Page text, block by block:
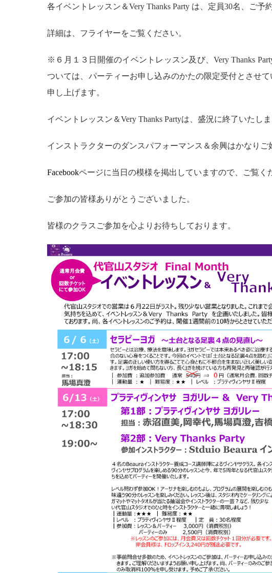
各イベントレッスン＆Very Thanks Party は、定員30名、ご
詳細は、フライヤーをご覧ください。
※６月１３日開催のイベントレッスン及び、Very Thanks
ついては、パーティーお申し込みのかたの限定受付とさせ
申し上げます。
イベントレッスン＆Very Thanks Partyは、盛況に終了いたしま
インストラクターのダンスパフォーマンス＆余興はかなり
Facebookページに当日の模様を掲出していますので、ご覧く
ご参加の皆様ありがとうございました。
皆様のクラスご参加を心よりお待ちしております。